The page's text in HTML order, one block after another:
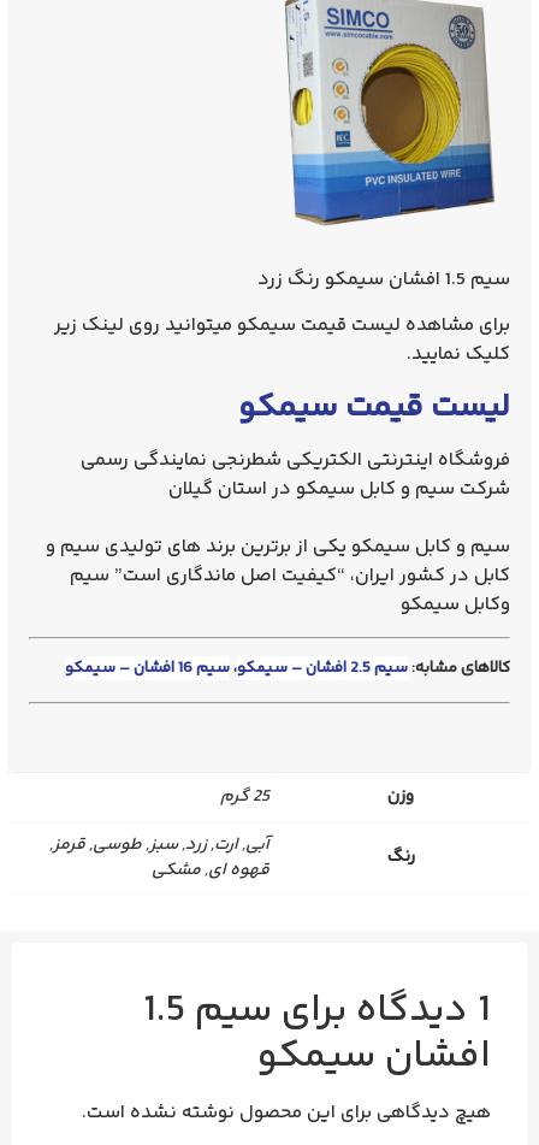
سیم 1.5 افشان سیمکو رنگ زرد
برای مشاهده لیست قیمت سیمکو میتوانید روی لینک زیر
کلیک نمایید.
لیست قیمت سیمکو
فروشگاه اینترنتی الکتریکی شطرنجی نمایندگی رسمی
شرکت سیم و کابل سیمکو در استان گیلان
سیم و کابل سیمکو یکی از برترین برند های تولیدی سیم‌ و‌
کابل در کشور ایران، “کیفیت اصل ماندگاری است” سیم
وکابل سیمکو
کالاهای مشابه:سیم 2.5 افشان – سیمکو ،سیم 16 افشان – سیمکو
وزن 25 گرم
رنگ
آبی, ارت, زرد, سبز, طوسی, قرمز,
قهوه ای, مشکی
1 دیدگاه برای سیم 1.5
افشان سیمکو
هیچ دیدگاهی برای این محصول نوشته نشده است.